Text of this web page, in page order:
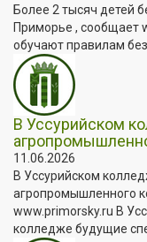
Более 2 тысяч детей
Приморье , сообщает
обучают правилам
В Уссурийском
11.06.2026
В Уссурийском
агропромышленного
www.primorsky.ru В
колледже будущие